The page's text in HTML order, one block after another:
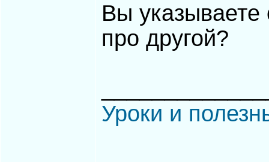
Вы указываете
про другой?
Уроки и